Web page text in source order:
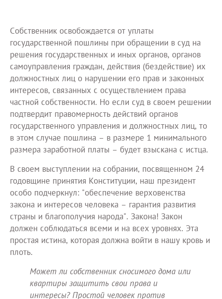
Собственник освобождается от уплаты
государственной пошлины при обращении в суд на
решения государственных и иных органов, органов
самоуправления граждан, действия (бездействие) их
должностных лиц о нарушении его прав и законных
интересов, связанных с осуществлением права
частной собственности. Но если суд в своем решении
подтвердит правомерность действий органов
государственного управления и должностных лиц, то
в этом случае пошлина – в размере 1 минимального
размера заработной платы – будет взыскана с истца.
В своем выступлении на собрании, посвященном 24
годовщине принятия Конституции, наш президент
особо подчеркнул: "обеспечение верховенства
закона и интересов человека – гарантия развития
страны и благополучия народа". Закона! Закон
должен соблюдаться всеми и на всех уровнях. Эта
простая истина, которая должна войти в нашу кровь и
плоть.
Может ли собственник сносимого дома или
квартиры защитить свои права и
интересы? Простой человек против